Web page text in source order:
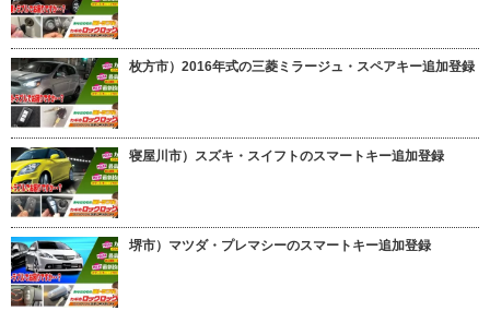
枚方市）2016年式の三菱ミラージュ・スペアキー追加登録
寝屋川市）スズキ・スイフトのスマートキー追加登録
堺市）マツダ・プレマシーのスマートキー追加登録